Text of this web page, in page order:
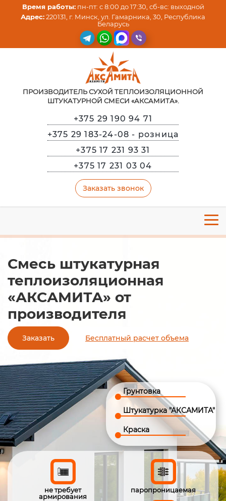
Время работы:пн-пт: с 8:00 до 17:30, сб-вс: выходной
Адрес:220131, г. Минск, ул. Гамарника, 30, Республика
Беларусь
ПРОИЗВОДИТЕЛЬ СУХОЙ ТЕПЛОИЗОЛЯЦИОННОЙ
ШТУКАТУРНОЙ СМЕСИ «АКСАМИТА».
+375 29 190 94 71
+375 29 183-24-08 - розница
+375 17 231 93 31
+375 17 231 03 04
Заказать звонок
Грунтовка
Штукатурка "АКСАМИТА"
Краска
Смесь штукатурная
теплоизоляционная
«АКСАМИТА» от
производителя
Заказать Бесплатный расчет объема
не требует
армирования
паропроницаемая